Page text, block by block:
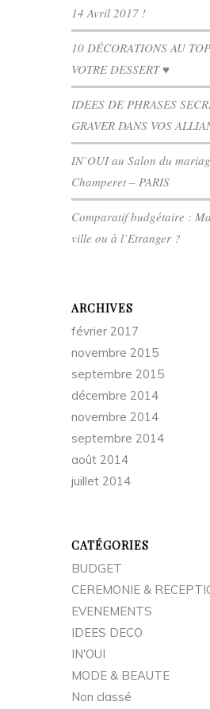
14 Avril 2017 !
10 DÉCORATIONS AU
VOTRE DESSERT ♥
IDEES DE PHRASES
GRAVER DANS VOS
IN’OUI au Salon du
Champeret – PARIS
Comparatif budgétaire :
ville ou à l’Etranger ?
ARCHIVES
février 2017
novembre 2015
septembre 2015
décembre 2014
novembre 2014
septembre 2014
août 2014
juillet 2014
CATÉGORIES
BUDGET
CEREMONIE &
EVENEMENTS
IDEES DECO
IN'OUI
MODE & BEAUTE
Non classé